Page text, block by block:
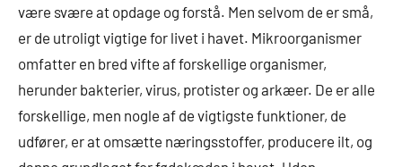
være svære at opdage og forstå. Men selvom de er små,
er de utroligt vigtige for livet i havet. Mikroorganismer
omfatter en bred vifte af forskellige organismer,
herunder bakterier, virus, protister og arkæer. De er alle
forskellige, men nogle af de vigtigste funktioner, de
udfører, er at omsætte næringsstoffer, producere ilt, og